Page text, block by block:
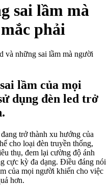
sai lầm mà
phải
và những sai lầm mà người
lầm của mọi
dụng đèn led trở
trở thành xu hướng của
cho loại đèn truyền thống,
thụ, đem lại cường độ ánh
cực kỳ đa dạng. Điều đáng nói
của mọi người khiến cho việc
hơn.